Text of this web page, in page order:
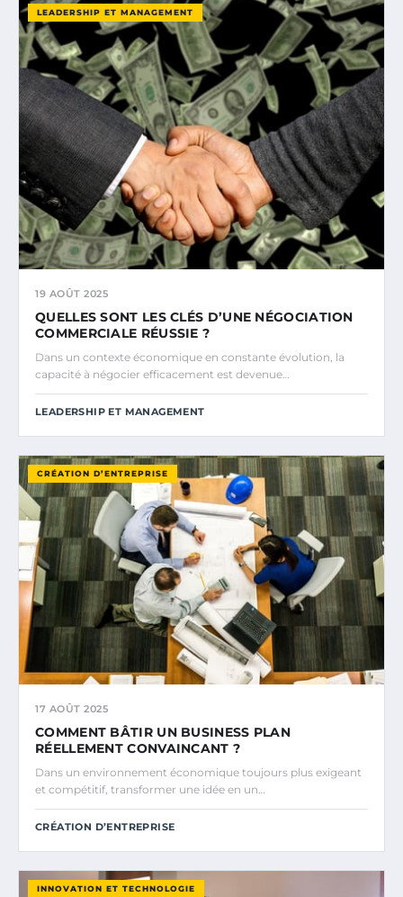
LEADERSHIP ET MANAGEMENT
19 AOÛT 2025
QUELLES SONT LES CLÉS D’UNE NÉGOCIATION
COMMERCIALE RÉUSSIE ?
Dans un contexte économique en constante évolution, la
capacité à négocier efficacement est devenue…
LEADERSHIP ET MANAGEMENT
CRÉATION D’ENTREPRISE
17 AOÛT 2025
COMMENT BÂTIR UN BUSINESS PLAN
RÉELLEMENT CONVAINCANT ?
Dans un environnement économique toujours plus exigeant
et compétitif, transformer une idée en un…
CRÉATION D’ENTREPRISE
INNOVATION ET TECHNOLOGIE